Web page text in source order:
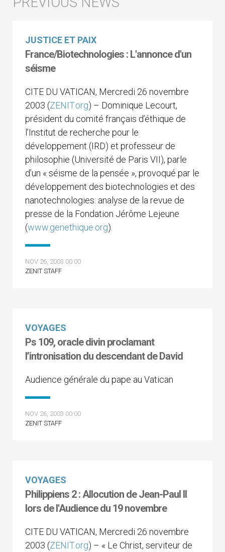
JUSTICE ET PAIX
France/Biotechnologies : L'annonce d'un
séisme
CITE DU VATICAN, Mercredi 26 novembre
2003 (ZENIT.org) – Dominique Lecourt,
président du comité français d’éthique de
l’Institut de recherche pour le
développement (IRD) et professeur de
philosophie (Université de Paris VII), parle
d’un « séisme de la pensée », provoqué par le
développement des biotechnologies et des
nanotechnologies: analyse de la revue de
presse de la Fondation Jérôme Lejeune
(www.genethique.org).
NOV 26, 2003 00:00
ZENIT STAFF
VOYAGES
Ps 109, oracle divin proclamant
l’intronisation du descendant de David
Audience générale du pape au Vatican
NOV 26, 2003 00:00
ZENIT STAFF
VOYAGES
Philippiens 2 : Allocution de Jean-Paul II
lors de l'Audience du 19 novembre
CITE DU VATICAN, Mercredi 26 novembre
2003 (ZENIT.org) – « Le Christ, serviteur de